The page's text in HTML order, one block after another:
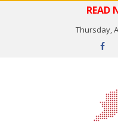
READ
Thursday,